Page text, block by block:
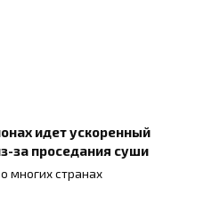
идет ускоренный
за проседания суши
многих странах